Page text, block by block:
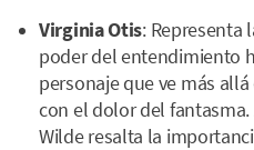
Virginia Otis: Representa
poder del entendimiento
personaje que ve más
con el dolor del
Wilde resalta la